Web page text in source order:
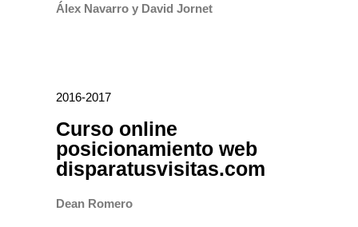
Álex Navarro y David Jornet
2016-2017
Curso online
posicionamiento web
disparatusvisitas.com
Dean Romero